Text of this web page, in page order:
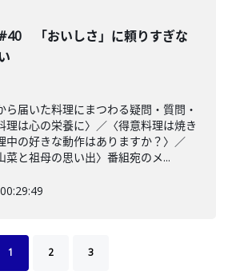
「おいしさ」に頼りすぎな
ら届いた料理にまつわる疑問・質問・
理は心の栄養に〉／〈得意料理は焼き
中の好きな動作はありますか？〉／
菜と祖母の思い出〉番組宛のメ...
00:29:49
1 2 3